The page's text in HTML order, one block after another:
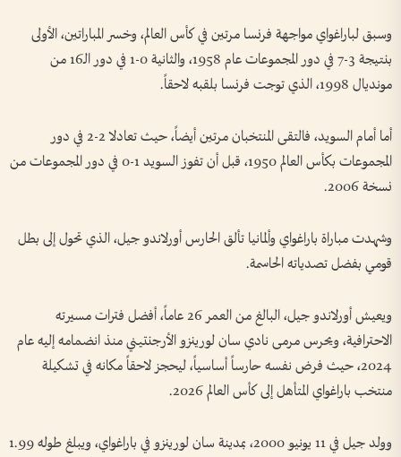
وسبق لباراغواي مواجهة فرنسا مرتين في كأس العالم، وخسر المباراتين، الأولى
بنتيجة 3-7 في دور المجموعات عام 1958، والثانية 0-1 في دور الـ16 من
مونديال 1998، الذي توجت فرنسا بلقبه لاحقاً.
أما أمام السويد، فالتقى المنتخبان مرتين أيضاً، حيث تعادلا 2-2 في دور
المجموعات بكأس العالم 1950، قبل أن تفوز السويد 1-0 في دور المجموعات من
نسخة 2006.
وشهدت مباراة باراغواي وألمانيا تألق الحارس أورلاندو جيل، الذي تحول إلى بطل
قومي بفضل تصدياته الحاسمة.
ويعيش أورلاندو جيل، البالغ من العمر 26 عاماً، أفضل فترات مسيرته
الاحترافية، ويحرس مرمى نادي سان لورينزو الأرجنتيني منذ انضمامه إليه عام
2024، حيث فرض نفسه حارساً أساسياً، ليحجز لاحقاً مكانه في تشكيلة
منتخب باراغواي المتأهل إلى كأس العالم 2026.
وولد جيل في 11 يونيو 2000، بمدينة سان لورينزو في باراغواي، ويبلغ طوله 1.99